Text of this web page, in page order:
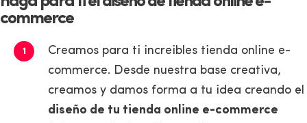
commerce
Creamos para ti increibles tienda online e-
commerce. Desde nuestra base creativa,
creamos y damos forma a tu idea creando el
diseño de tu tienda online e-commerce